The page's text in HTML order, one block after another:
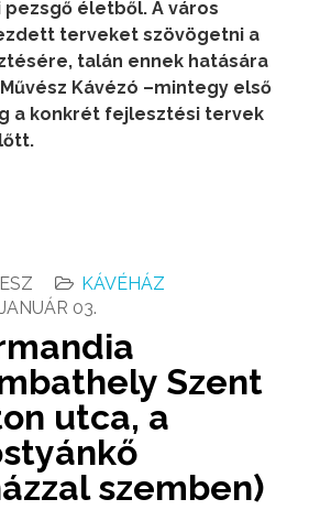
pezsgő életből. A város
terveket szövögetni a
talán ennek hatására
Kávézó –mintegy első
a konkrét fejlesztési tervek
KÁVÉHÁZ
03.
Szent
utca, a
szemben)